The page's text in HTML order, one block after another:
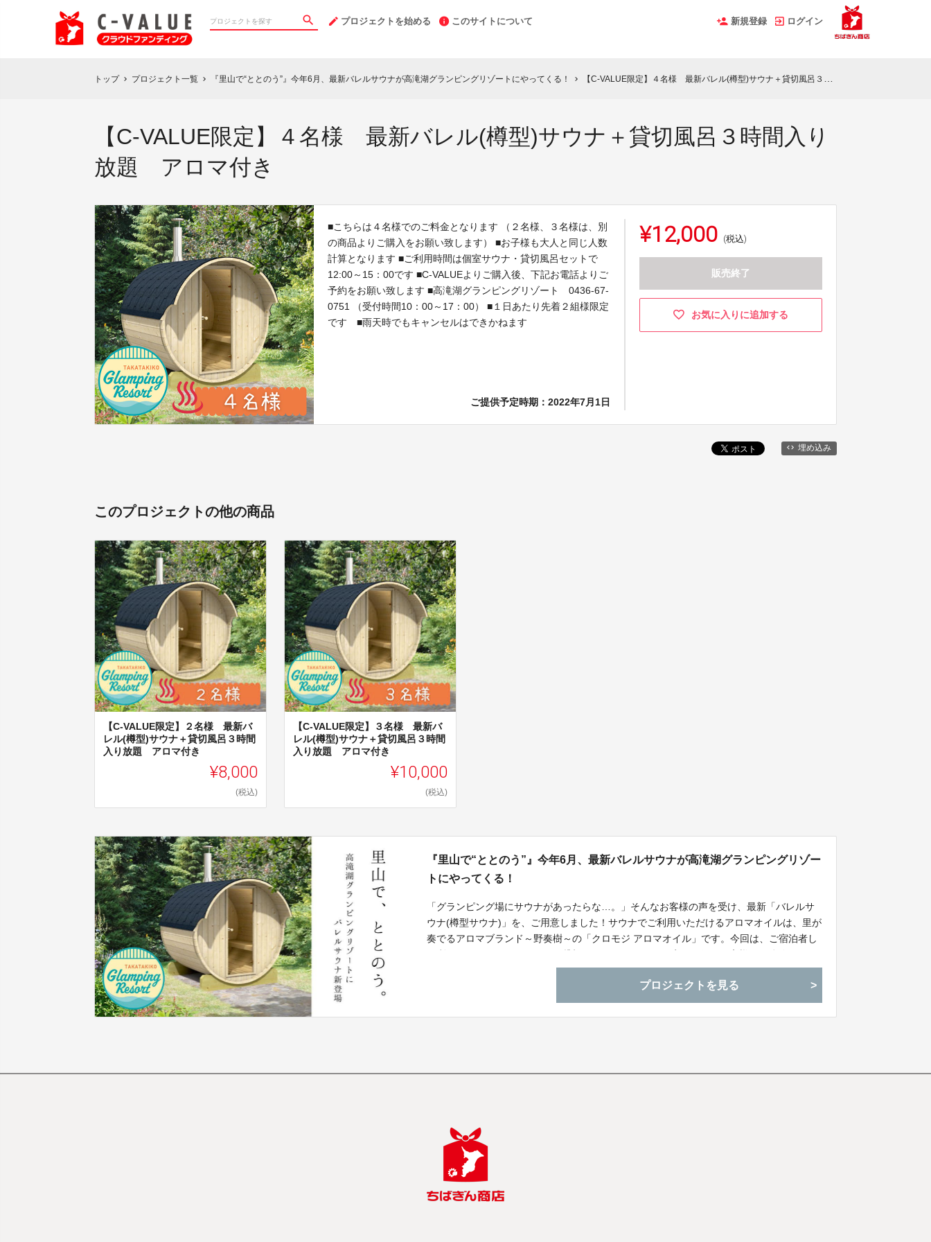
プロジェクトを始める このサイトについて 新規登録 ログイン
トップ chevron_right プロジェクト一覧 chevron_right 『里山で“ととのう”』今年6月、最新バレルサウナが高滝湖グランピングリゾートにやってくる！ chevron_right 【C-VALUE限定】４名様 最新バレル(樽型)サウナ＋貸切風呂３時間入り放題 アロマ付き
【C-VALUE限定】４名様 最新バレル(樽型)サウナ＋貸切風呂３時間入り
放題 アロマ付き
■こちらは４名様でのご料金となります （２名様、３名様は、別
の商品よりご購入をお願い致します） ■お子様も大人と同じ人数
計算となります ■ご利用時間は個室サウナ・貸切風呂セットで
12:00～15：00です ■C-VALUEよりご購入後、下記お電話よりご
予約をお願い致します ■高滝湖グランピングリゾート 0436-67-
0751 （受付時間10：00～17：00） ■１日あたり先着２組様限定
です ■雨天時でもキャンセルはできかねます
ご提供予定時期：2022年7月1日
¥12,000 (税込)
販売終了
お気に入りに追加する
埋め込み
このプロジェクトの他の商品
【C-VALUE限定】２名様 最新バ
レル(樽型)サウナ＋貸切風呂３時間
入り放題 アロマ付き
¥8,000
(税込)
【C-VALUE限定】３名様 最新バ
レル(樽型)サウナ＋貸切風呂３時間
入り放題 アロマ付き
¥10,000
(税込)
『里山で“ととのう”』今年6月、最新バレルサウナが高滝湖グランピングリゾー
トにやってくる！
「グランピング場にサウナがあったらな…。」そんなお客様の声を受け、最新「バレルサ
ウナ(樽型サウナ)」を、ご用意しました！サウナでご利用いただけるアロマオイルは、里が
奏でるアロマブランド～野奏樹～の「クロモジ アロマオイル」です。今回は、ご宿泊者し
けるようご用意致しました。グランピング場の非日常感を感じつつ、心身を“ととのえて”く
プロジェクトを見る